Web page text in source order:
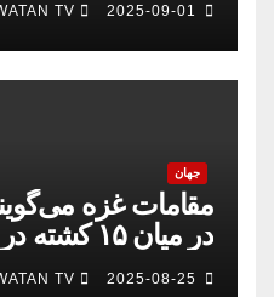
2025-09-01
TV
جهان
مقامات غزه
در میان ۱۵
بیمارستان
2025-08-25
TV